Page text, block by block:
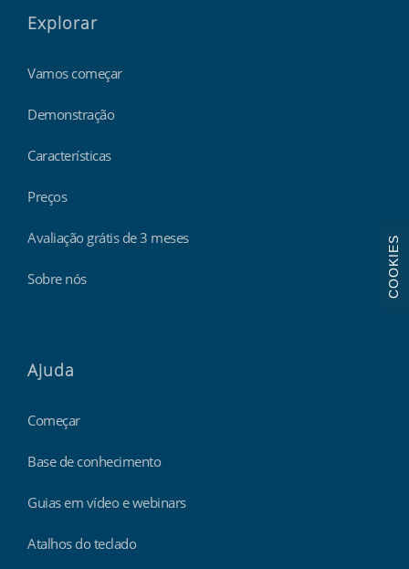
Explorar
Vamos começar
Demonstração
Características
Preços
Avaliação grátis de 3 meses
Sobre nós
Ajuda
Começar
Base de conhecimento
Guias em vídeo e webinars
Atalhos do teclado
COOKIES